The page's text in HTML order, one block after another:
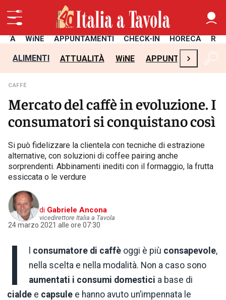
WiNE APPUNTAMENTI CHECK-IN HORECA
ALIMENTI ATTUALITÀ WiNE APPUNTAMENTI
›
CAFFÈ
Mercato del caffè in evoluzione. I
consumatori si conquistano così
Si può fidelizzare la clientela con tecniche di estrazione
alternative, con soluzioni di coffee pairing anche
sorprendenti. Abbinamenti inediti con il formaggio, la frutta
essiccata o le verdure
di Gabriele Ancona
vicedirettore Italia a Tavola
24 marzo 2021 alle ore 07:30
I consumatore di caffè oggi è più consapevole,
nella scelta e nella modalità. Non a caso sono
aumentati i consumi domestici a base di
cialde e capsule e hanno avuto un’impennata le